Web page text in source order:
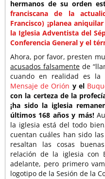
hermanos de su orden
franciscana de la
Francisco) ¡planea
la Iglesia Adventista del
Conferencia General y el
Ahora, por favor, presten
acusados falsamente de
cuando en realidad es la
Mensaje de Orión y el
con la certeza de la
¡ha sido la iglesia
últimos 168 años y más!
la iglesia está del todo
cuentan cuáles han sido
resaltan las cosas
relación de la iglesia con
adelante, pero primero
logotipo de la Sesión de la